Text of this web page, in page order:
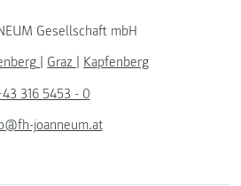
Gesellschaft mbH
Graz
Kapfenberg
316 5453 - 0
joanneum.at